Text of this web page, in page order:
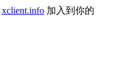
xclient.info 加入到你的